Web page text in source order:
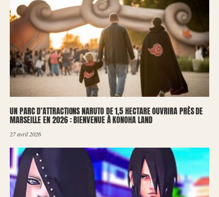
UN PARC D’ATTRACTIONS NARUTO DE 1,5 HECTARE OUVRIRA PRÈS DE
MARSEILLE EN 2026 : BIENVENUE À KONOHA LAND
27 avril 2026